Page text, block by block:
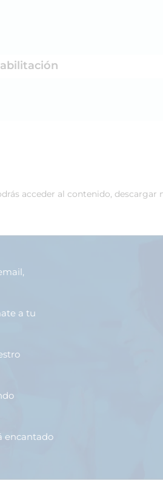
acceder al contenido,
a tu
encantado